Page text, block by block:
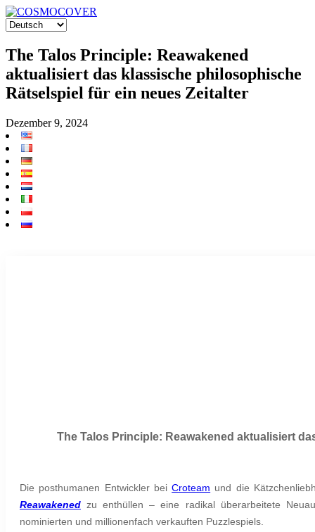
The Talos Principle: Reawakened
aktualisiert das klassische philosophische
Rätselspiel für ein neues Zeitalter
Dezember 9, 2024
The Talos Principle: Reawakened aktualisiert
Die posthumanen Entwickler beiCroteam und die
Reawakened zu enthüllen – eine radikal überarbeitete
nominierten und millionenfach verkauften Puzzlespiels.